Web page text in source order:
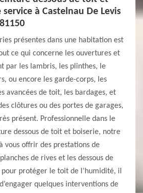
à Castelnau De Levis
présentes dans une habitation est
ce qui concerne les ouvertures et
par les lambris, les plinthes, le
ou encore les garde-corps, les
avancées de toit, les bardages, et
clôtures ou des portes de garages,
présent. Professionnelle dans le
dessous de toit et boiserie, notre
vous offrir des prestations de
de rives et les dessous de
protéger le toit de l’humidité, il
quelques interventions de